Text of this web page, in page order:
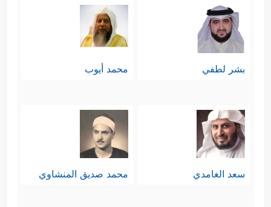
بشر لطفي محمد أيوب
سعد الغامدي محمد صديق المنشاوي